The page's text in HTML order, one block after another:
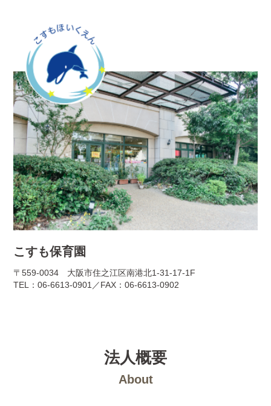
こすも保育園
〒559-0034 大阪市住之江区南港北1-31-17-1F
TEL：06-6613-0901／FAX：06-6613-0902
法人概要
About